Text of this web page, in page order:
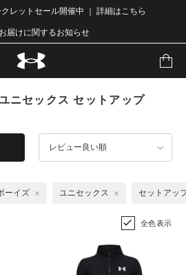
レットセール開催中 ｜ 詳細はこちら
届けに関するお知らせ
ニセックス セットアップ
レビュー良い順
ーイズ ユニセックス セットアッ
全色表示